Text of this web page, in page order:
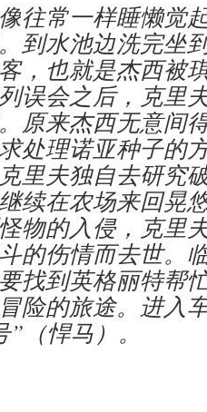
往常一样睡懒觉
到水池边洗完坐
，也就是杰西被
误会之后，克里
原来杰西无意间
处理诺亚种子的
里夫独自去研究
续在农场来回晃
物的入侵，克里
的伤情而去世。
找到英格丽特帮
险的旅途。进入
（悍马）。